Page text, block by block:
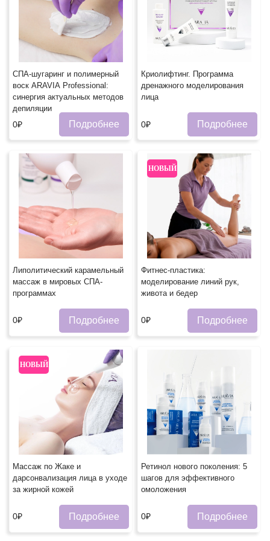
СПА-шугаринг и полимерный
воск ARAVIA Professional:
синергия актуальных методов
депиляции
0₽ Подробнее
Криолифтинг. Программа
дренажного моделирования
лица
0₽ Подробнее
Липолитический карамельный
массаж в мировых СПА-
программах
0₽ Подробнее
НОВЫЙ
Фитнес-пластика:
моделирование линий рук,
живота и бедер
0₽ Подробнее
НОВЫЙ
Массаж по Жаке и
дарсонвализация лица в уходе
за жирной кожей
0₽ Подробнее
Ретинол нового поколения: 5
шагов для эффективного
омоложения
0₽ Подробнее